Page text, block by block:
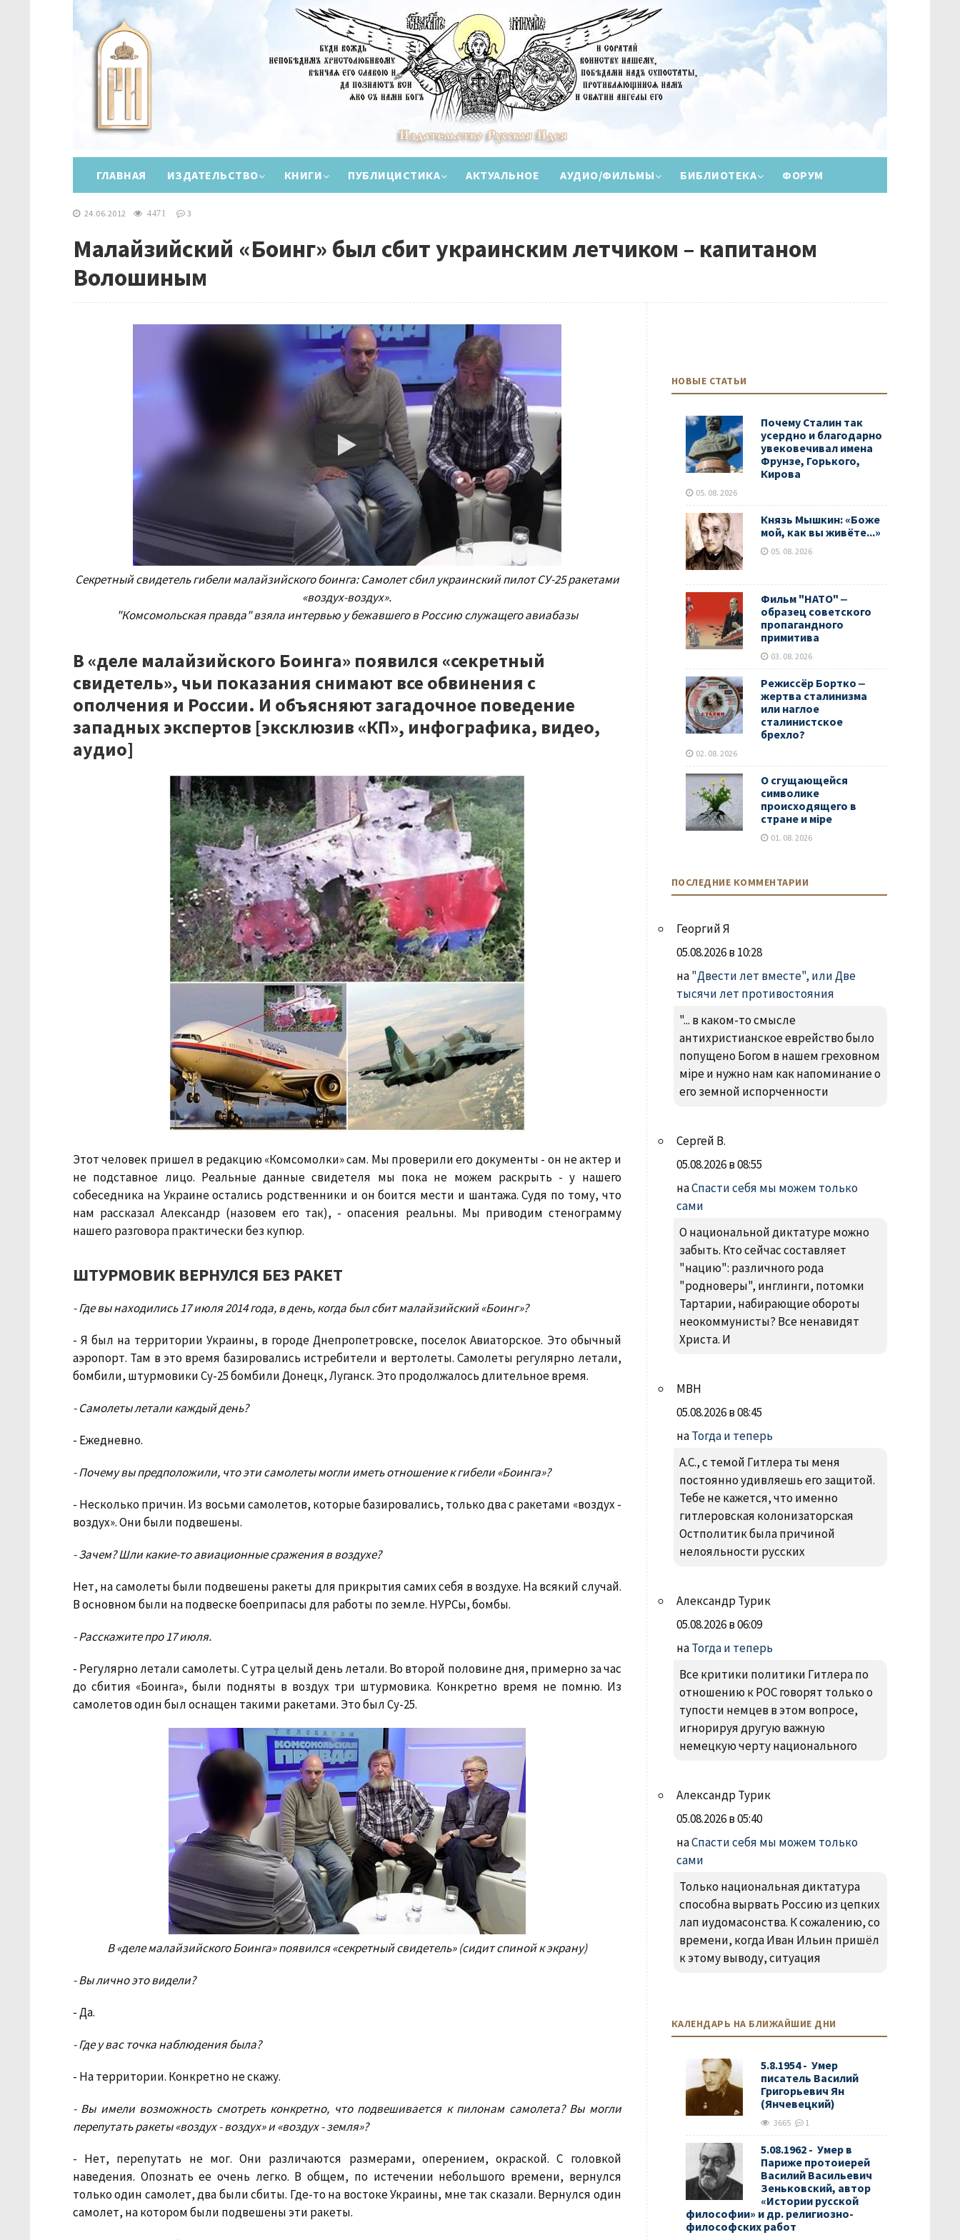
ГЛАВНАЯ ИЗДАТЕЛЬСТВО КНИГИ ПУБЛИЦИСТИКА АКТУАЛЬНОЕ АУДИО/ФИЛЬМЫ БИБЛИОТЕКА ФОРУМ
24.06.2012 4471 3
Малайзийский «Боинг» был сбит украинским летчиком – капитаном
Волошиным
Секретный свидетель гибели малайзийского боинга: Самолет сбил украинский пилот СУ-25 ракетами
«воздух-воздух».
"Комсомольская правда" взяла интервью у бежавшего в Россию служащего авиабазы
В «деле малайзийского Боинга» появился «секретный
свидетель», чьи показания снимают все обвинения с
ополчения и России. И объясняют загадочное поведение
западных экспертов [эксклюзив «КП», инфографика, видео,
аудио]
Этот человек пришел в редакцию «Комсомолки» сам. Мы проверили его документы - он не актер и
не подставное лицо. Реальные данные свидетеля мы пока не можем раскрыть - у нашего
собеседника на Украине остались родственники и он боится мести и шантажа. Судя по тому, что
нам рассказал Александр (назовем его так), - опасения реальны. Мы приводим стенограмму
нашего разговора практически без купюр.
ШТУРМОВИК ВЕРНУЛСЯ БЕЗ РАКЕТ
- Где вы находились 17 июля 2014 года, в день, когда был сбит малайзийский «Боинг»?
- Я был на территории Украины, в городе Днепропетровске, поселок Авиаторское. Это обычный
аэропорт. Там в это время базировались истребители и вертолеты. Самолеты регулярно летали,
бомбили, штурмовики Су-25 бомбили Донецк, Луганск. Это продолжалось длительное время.
- Самолеты летали каждый день?
- Ежедневно.
- Почему вы предположили, что эти самолеты могли иметь отношение к гибели «Боинга»?
- Несколько причин. Из восьми самолетов, которые базировались, только два с ракетами «воздух -
воздух». Они были подвешены.
- Зачем? Шли какие-то авиационные сражения в воздухе?
Нет, на самолеты были подвешены ракеты для прикрытия самих себя в воздухе. На всякий случай.
В основном были на подвеске боеприпасы для работы по земле. НУРСы, бомбы.
- Расскажите про 17 июля.
- Регулярно летали самолеты. С утра целый день летали. Во второй половине дня, примерно за час
до сбития «Боинга», были подняты в воздух три штурмовика. Конкретно время не помню. Из
самолетов один был оснащен такими ракетами. Это был Су-25.
В «деле малайзийского Боинга» появился «секретный свидетель» (сидит спиной к экрану)
- Вы лично это видели?
- Да.
- Где у вас точка наблюдения была?
- На территории. Конкретно не скажу.
- Вы имели возможность смотреть конкретно, что подвешивается к пилонам самолета? Вы могли
перепутать ракеты «воздух - воздух» и «воздух - земля»?
- Нет, перепутать не мог. Они различаются размерами, оперением, окраской. С головкой
наведения. Опознать ее очень легко. В общем, по истечении небольшого времени, вернулся
только один самолет, два были сбиты. Где-то на востоке Украины, мне так сказали. Вернулся один
самолет, на котором были подвешены эти ракеты.
НОВЫЕ СТАТЬИ
Почему Сталин так
усердно и благодарно
увековечивал имена
Фрунзе, Горького,
Кирова
05. 08. 2026
Князь Мышкин: «Боже
мой, как вы живёте...»
05. 08. 2026
Фильм "НАТО" ‒
образец советского
пропагандного
примитива
03. 08. 2026
Режиссёр Бортко ‒
жертва сталинизма
или наглое
сталинистское
брехло?
02. 08. 2026
О сгущающейся
символике
происходящего в
стране и мiре
01. 08. 2026
ПОСЛЕДНИЕ КОММЕНТАРИИ
Георгий Я
05.08.2026 в 10:28
на"Двести лет вместе", или Две
тысячи лет противостояния
"... в каком-то смысле
антихристианское еврейство было
попущено Богом в нашем греховном
міре и нужно нам как напоминание о
его земной испорченности
Сергей В.
05.08.2026 в 08:55
наСпасти себя мы можем только
сами
О национальной диктатуре можно
забыть. Кто сейчас составляет
"нацию": различного рода
"родноверы", инглинги, потомки
Тартарии, набирающие обороты
неокоммунисты? Все ненавидят
Христа. И
МВН
05.08.2026 в 08:45
наТогда и теперь
А.С., с темой Гитлера ты меня
постоянно удивляешь его защитой.
Тебе не кажется, что именно
гитлеровская колонизаторская
Остполитик была причиной
нелояльности русских
Александр Турик
05.08.2026 в 06:09
наТогда и теперь
Все критики политики Гитлера по
отношению к РОС говорят только о
тупости немцев в этом вопросе,
игнорируя другую важную
немецкую черту национального
Александр Турик
05.08.2026 в 05:40
наСпасти себя мы можем только
сами
Только национальная диктатура
способна вырвать Россию из цепких
лап иудомасонства. К сожалению, со
времени, когда Иван Ильин пришёл
к этому выводу, ситуация
КАЛЕНДАРЬ НА БЛИЖАЙШИЕ ДНИ
5.8.1954 - Умер
писатель Василий
Григорьевич Ян
(Янчевецкий)
3665 1
5.08.1962 - Умер в
Париже протоиерей
Василий Васильевич
Зеньковский, автор
«Истории русской
философии» и др. религиозно-
философских работ